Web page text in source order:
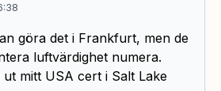
göra det i Frankfurt, men de
luftvärdighet numera.
ut mitt USA cert i Salt Lake